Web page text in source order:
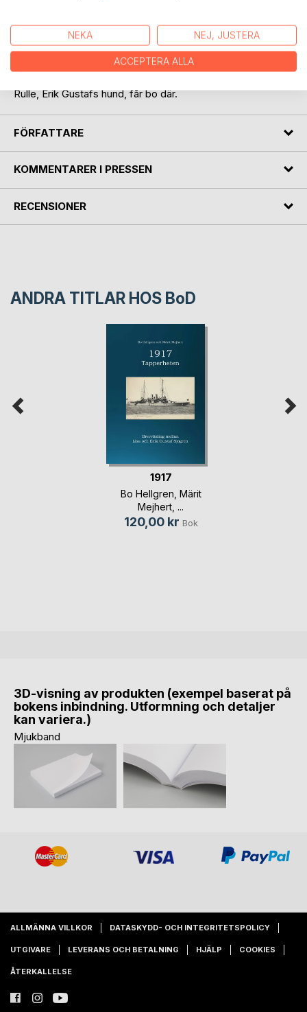
Lisa bor under tiden i Laholm hos sin mor, änkan Beata
Rulle, Erik Gustafs hund, får bo där.
FÖRFATTARE
KOMMENTARER I PRESSEN
RECENSIONER
ANDRA TITLAR HOS BoD
1917
Bo Hellgren Märit
Mejhert , ...
120,00 kr Bok
3D-visning av produkten (exempel baserat på
bokens inbindning. Utformning och detaljer
kan variera.)
Mjukband
ALLMÄNNA VILLKOR DATASKYDD- OCH INTEGRITETSPOLICY
UTGIVARE LEVERANS OCH BETALNING HJÄLP COOKIES
ÅTERKALLELSE
NEKA NEJ, JUSTERA
ACCEPTERA ALLA